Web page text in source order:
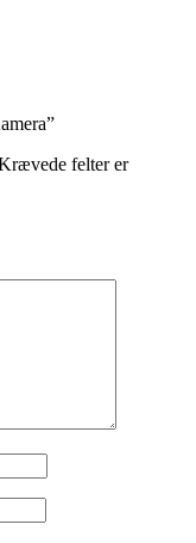
felter er